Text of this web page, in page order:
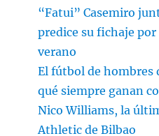
“Fatui” Casemiro
predice su fichaje
verano
El fútbol de hombres
qué siempre ganan
Nico Williams, la
Athletic de Bilbao